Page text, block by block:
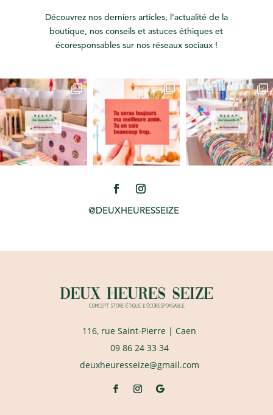
Découvrez nos derniers articles, l’actualité de la
boutique, nos conseils et astuces éthiques et
écoresponsables sur nos réseaux sociaux !
@DEUXHEURESSEIZE
116, rue Saint-Pierre | Caen
09 86 24 33 34
deuxheuresseize@gmail.com